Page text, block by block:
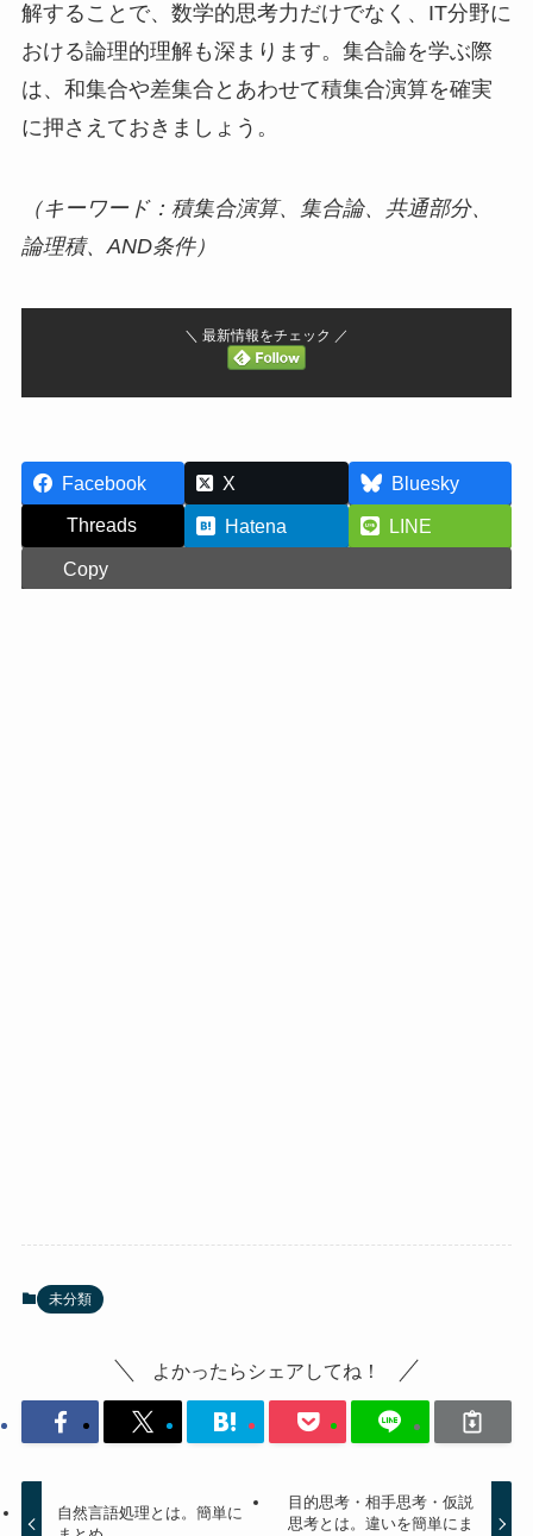
解することで、数学的思考力だけでなく、IT分野に
おける論理的理解も深まります。集合論を学ぶ際
は、和集合や差集合とあわせて積集合演算を確実
に押さえておきましょう。
（キーワード：積集合演算、集合論、共通部分、
論理積、AND条件）
＼ 最新情報をチェック ／
Facebook X
Bluesky
Threads
Hatena
LINE
Copy
未分類
よかったらシェアしてね！
自然言語処理とは。簡単に
目的思考・相手思考・仮説
思考とは。違いを簡単にま